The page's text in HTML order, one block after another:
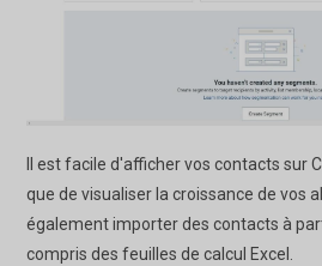
Il est facile d'afficher vos contacts sur
que de visualiser la croissance de vos
également importer des contacts à
compris des feuilles de calcul Excel.